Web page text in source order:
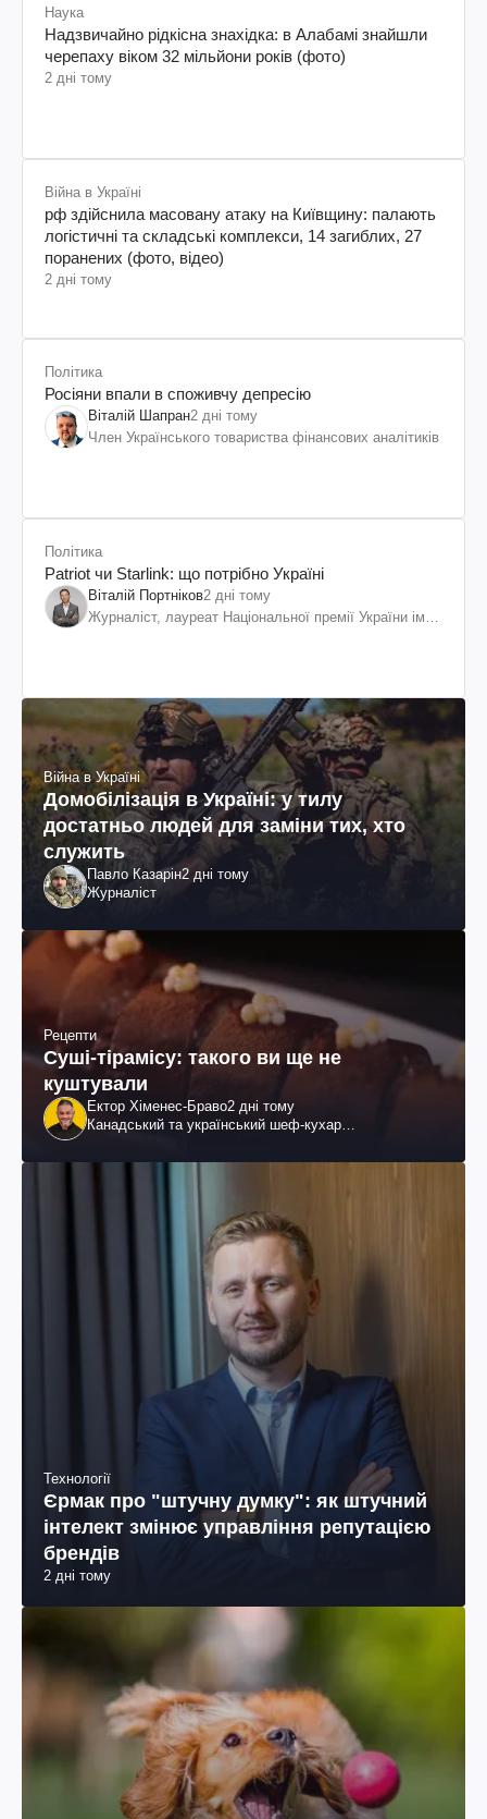
Наука
Надзвичайно рідкісна знахідка: в Алабамі знайшли
черепаху віком 32 мільйони років (фото)
2 дні тому
Війна в Україні
рф здійснила масовану атаку на Київщину: палають
логістичні та складські комплекси, 14 загиблих, 27
поранених (фото, відео)
2 дні тому
Політика
Росіяни впали в споживчу депресію
Віталій Шапран2 дні тому
Член Українського товариства фінансових аналітиків
Політика
Patriot чи Starlink: що потрібно Україні
Віталій Портніков2 дні тому
Журналіст, лауреат Національної премії України ім.
Війна в Україні
Домобілізація в Україні: у тилу
достатньо людей для заміни тих, хто
служить
Павло Казарін2 дні тому
Журналіст
Рецепти
Суші-тірамісу: такого ви ще не
куштували
Ектор Хіменес-Браво2 дні тому
Канадський та український шеф-кухар
Технології
Єрмак про "штучну думку": як штучний
інтелект змінює управління репутацією
брендів
2 дні тому